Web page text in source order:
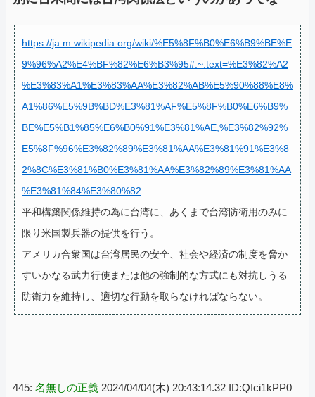
https://ja.m.wikipedia.org/wiki/%E5%8F%B0%E6%B9%BE%E
9%96%A2%E4%BF%82%E6%B3%95#:~:text=%E3%82%A2
%E3%83%A1%E3%83%AA%E3%82%AB%E5%90%88%E8%
A1%86%E5%9B%BD%E3%81%AF%E5%8F%B0%E6%B9%
BE%E5%B1%85%E6%B0%91%E3%81%AE,%E3%82%92%
E5%8F%96%E3%82%89%E3%81%AA%E3%81%91%E3%8
2%8C%E3%81%B0%E3%81%AA%E3%82%89%E3%81%AA
%E3%81%84%E3%80%82
平和構築関係維持の為に台湾に、あくまで台湾防衛用のみに
限り米国製兵器の提供を行う。
アメリカ合衆国は台湾居民の安全、社会や経済の制度を脅か
すいかなる武力行使または他の強制的な方式にも対抗しうる
防衛力を維持し、適切な行動を取らなければならない。
445: 名無しの正義 2024/04/04(木) 20:43:14.32 ID:QIci1kPP0